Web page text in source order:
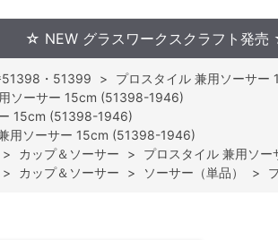
☆ NEW グラスワークスクラフト発売
51398・51399 >
プロスタイル 兼用ソーサ
ソーサー 15cm (51398-1946)
15cm (51398-1946)
用ソーサー 15cm (51398-1946)
> カップ＆ソーサー >
プロスタイル 兼用ソ
> カップ＆ソーサー > ソーサー（単品） >